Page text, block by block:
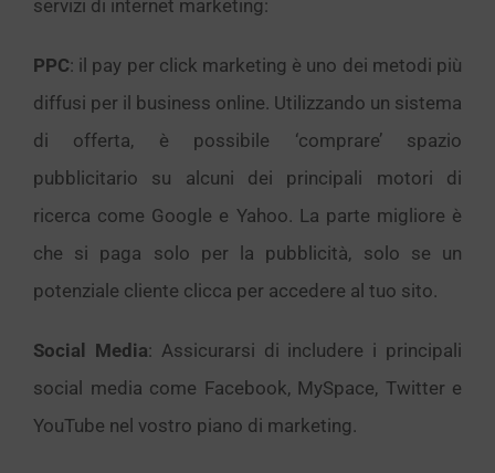
servizi di internet marketing:
PPC: il pay per click marketing è uno dei metodi più
diffusi per il business online. Utilizzando un sistema
di offerta, è possibile ‘comprare’ spazio
pubblicitario su alcuni dei principali motori di
ricerca come Google e Yahoo. La parte migliore è
che si paga solo per la pubblicità, solo se un
potenziale cliente clicca per accedere al tuo sito.
Social Media: Assicurarsi di includere i principali
social media come Facebook, MySpace, Twitter e
YouTube nel vostro piano di marketing.